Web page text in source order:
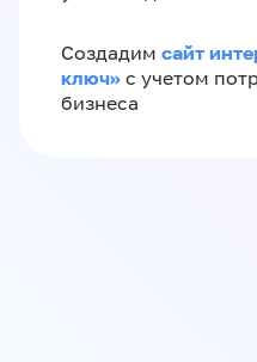
Создадим сайт
ключ» с учетом
бизнеса